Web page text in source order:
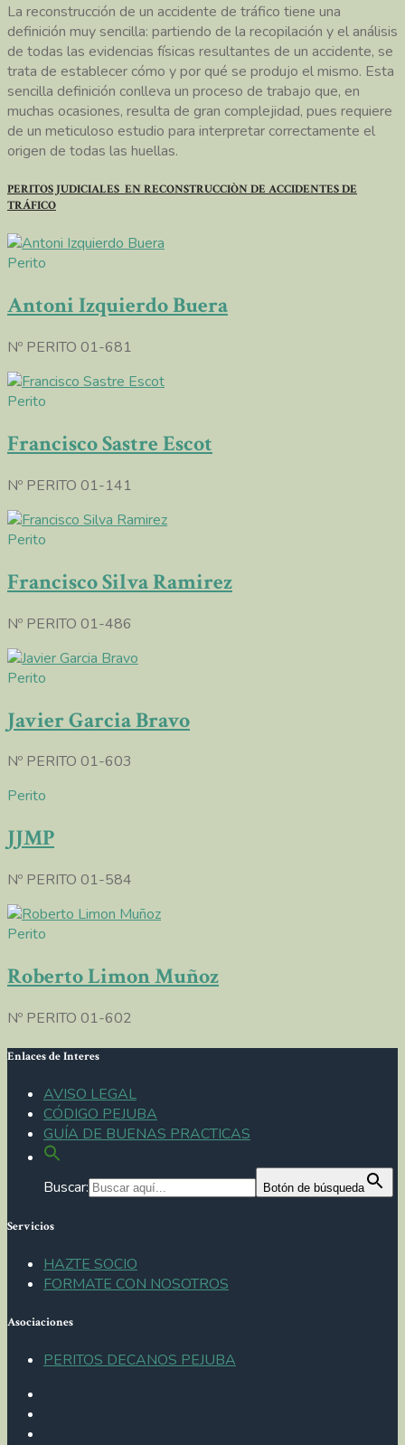
La reconstrucción de un accidente de tráfico tiene una
definición muy sencilla: partiendo de la recopilación y el análisis
de todas las evidencias físicas resultantes de un accidente, se
trata de establecer cómo y por qué se produjo el mismo. Esta
sencilla definición conlleva un proceso de trabajo que, en
muchas ocasiones, resulta de gran complejidad, pues requiere
de un meticuloso estudio para interpretar correctamente el
origen de todas las huellas.
PERITOS JUDICIALES EN RECONSTRUCCIÒN DE ACCIDENTES DE
TRÁFICO
Perito
Antoni Izquierdo Buera
Nº PERITO 01-681
Perito
Francisco Sastre Escot
Nº PERITO 01-141
Perito
Francisco Silva Ramirez
Nº PERITO 01-486
Perito
Javier Garcia Bravo
Nº PERITO 01-603
Perito
JJMP
Nº PERITO 01-584
Perito
Roberto Limon Muñoz
Nº PERITO 01-602
Enlaces de Interes
AVISO LEGAL
CÓDIGO PEJUBA
GUÍA DE BUENAS PRACTICAS
Buscar: Botón de búsqueda
Servicios
HAZTE SOCIO
FORMATE CON NOSOTROS
Asociaciones
PERITOS DECANOS PEJUBA